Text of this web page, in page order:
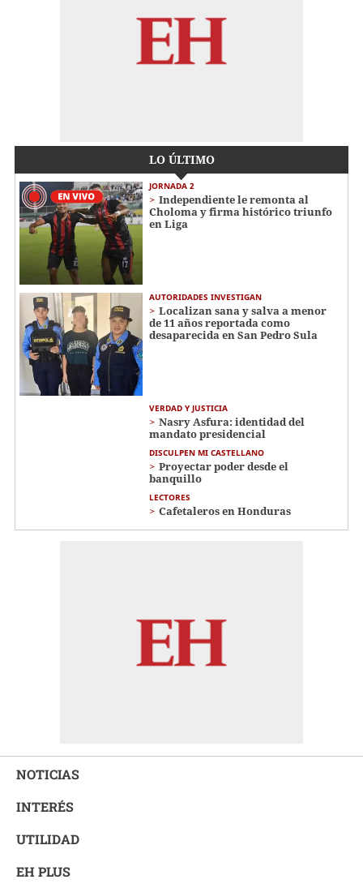
LO ÚLTIMO
JORNADA 2
Independiente le remonta al
Choloma y firma histórico triunfo
en Liga
AUTORIDADES INVESTIGAN
Localizan sana y salva a menor
de 11 años reportada como
desaparecida en San Pedro Sula
VERDAD Y JUSTICIA
Nasry Asfura: identidad del
mandato presidencial
DISCULPEN MI CASTELLANO
Proyectar poder desde el
banquillo
LECTORES
Cafetaleros en Honduras
NOTICIAS
INTERÉS
UTILIDAD
EH PLUS